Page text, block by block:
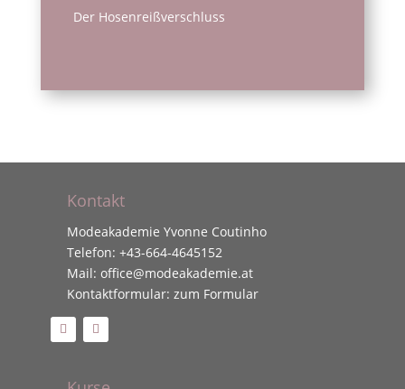
Der Hosenreißverschluss
Kontakt
Modeakademie Yvonne Coutinho
Telefon: +43-664-4645152
Mail: office@modeakademie.at
Kontaktformular: zum Formular